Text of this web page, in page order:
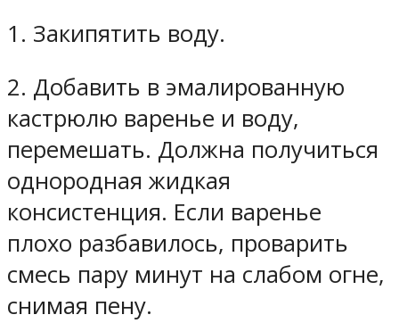
1. Закипятить воду.
2. Добавить в эмалированную
кастрюлю варенье и воду,
перемешать. Должна получиться
однородная жидкая
консистенция. Если варенье
плохо разбавилось, проварить
смесь пару минут на слабом огне,
снимая пену.